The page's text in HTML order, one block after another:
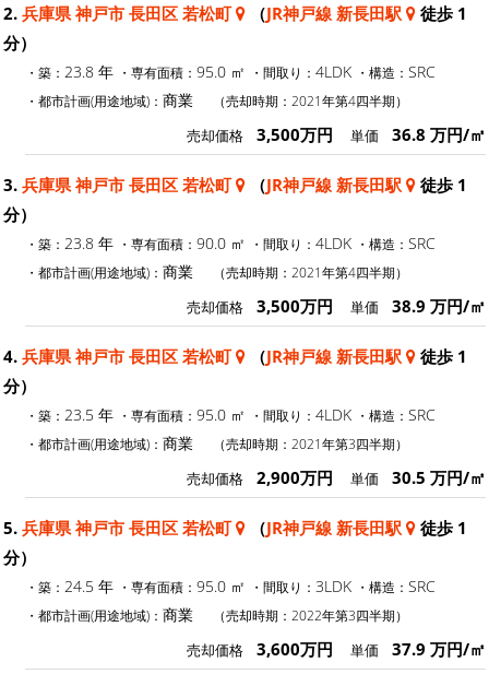
2. 兵庫県 神戸市 長田区 若松町 （JR神戸線 新長田駅
徒歩 1
分）
・築： 23.8 年 ・専有面積： 95.0 ㎡ ・間取り： 4LDK ・構造： SRC
・都市計画(用途地域)： 商業 （売却時期：2021年第4四半期）
売却価格 3,500万円 単価 36.8 万円/㎡
3. 兵庫県 神戸市 長田区 若松町 （JR神戸線 新長田駅
徒歩 1
分）
・築： 23.8 年 ・専有面積： 90.0 ㎡ ・間取り： 4LDK ・構造： SRC
・都市計画(用途地域)： 商業 （売却時期：2021年第4四半期）
売却価格 3,500万円 単価 38.9 万円/㎡
4. 兵庫県 神戸市 長田区 若松町 （JR神戸線 新長田駅
徒歩 1
分）
・築： 23.5 年 ・専有面積： 95.0 ㎡ ・間取り： 4LDK ・構造： SRC
・都市計画(用途地域)： 商業 （売却時期：2021年第3四半期）
売却価格 2,900万円 単価 30.5 万円/㎡
5. 兵庫県 神戸市 長田区 若松町 （JR神戸線 新長田駅
徒歩 1
分）
・築： 24.5 年 ・専有面積： 95.0 ㎡ ・間取り： 3LDK ・構造： SRC
・都市計画(用途地域)： 商業 （売却時期：2022年第3四半期）
売却価格 3,600万円 単価 37.9 万円/㎡